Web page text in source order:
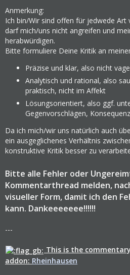
Anmerkung:
Ich bin/Wir sind offen für jedwede Art
darf mich/uns nicht angreifen und
herabwürdigen.
Bitte formuliere Deine Kritik an
Präzise und klar, also nicht
Analytisch und rational, also
praktisch, nicht im Affekt
Lösungsorientiert, also ggf.
Gegenvorschlägen,
Da ich mich/wir uns natürlich auch
ein ausgeglichenes Verhältnis
konstruktive Kritik besser zu
Bitte alle Fehler oder
Kommentarthread melden,
visueller Form, damit ich den
kann. Dankeeeeeee!!!!!!
---
This is the
addon: Rheinhausen